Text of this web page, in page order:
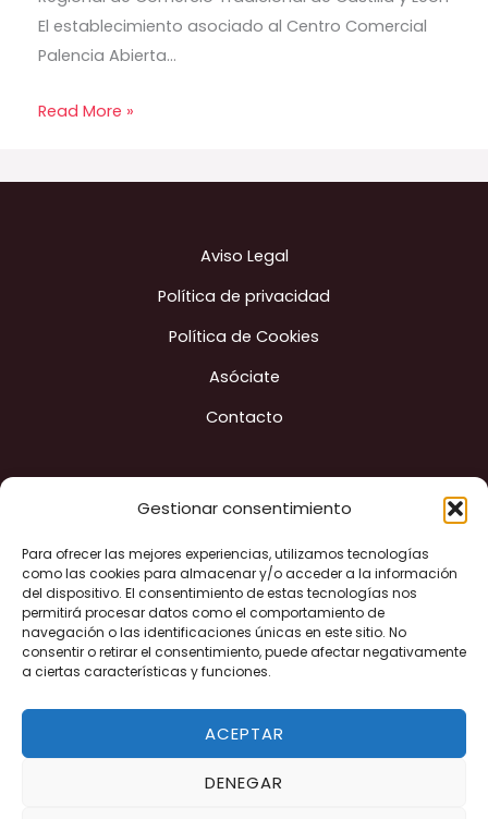
Gestionar consentimiento
Para ofrecer las mejores experiencias, utilizamos tecnologías
como las cookies para almacenar y/o acceder a la información
del dispositivo. El consentimiento de estas tecnologías nos
permitirá procesar datos como el comportamiento de
navegación o las identificaciones únicas en este sitio. No
consentir o retirar el consentimiento, puede afectar negativamente
a ciertas características y funciones.
ACEPTAR
DENEGAR
El establecimiento asociado al Centro Comercial
Palencia Abierta…
Read More »
Aviso Legal
Política de privacidad
Política de Cookies
Asóciate
Contacto
Construyendo ciudad
"Financiado por la Unión Europea - Next Generation EU"